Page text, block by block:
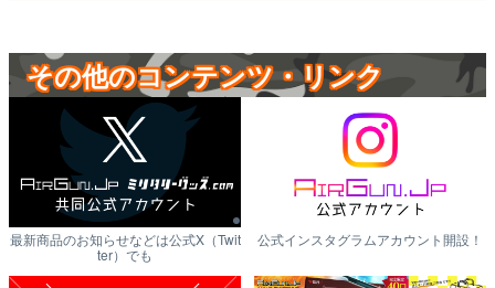
その他のコンテンツ・リンク
最新商品のお知らせなどは公式X（Twit
ter）でも
公式インスタグラムアカウント開設！